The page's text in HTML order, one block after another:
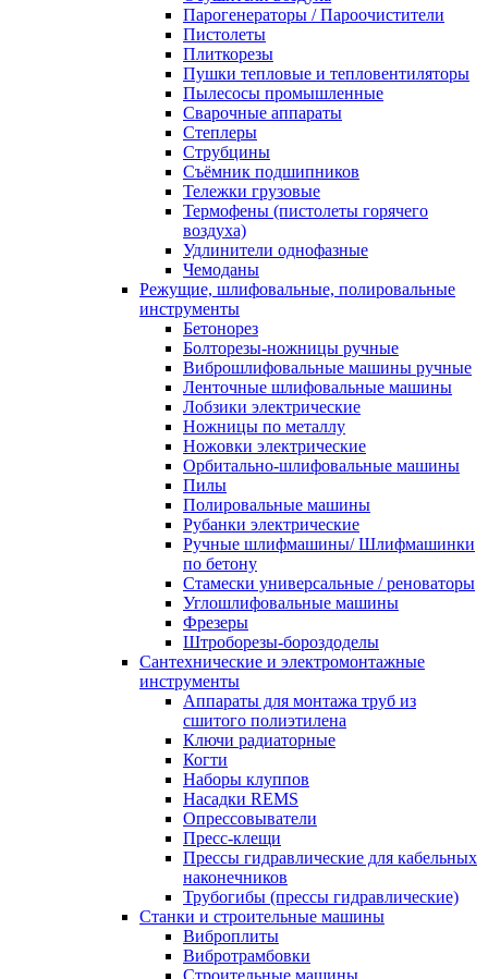
Парогенераторы / Пароочистители
Пистолеты
Плиткорезы
Пушки тепловые и тепловентиляторы
Пылесосы промышленные
Сварочные аппараты
Степлеры
Струбцины
Съёмник подшипников
Тележки грузовые
Термофены (пистолеты горячего
воздуха)
Удлинители однофазные
Чемоданы
Режущие, шлифовальные, полировальные
инструменты
Бетонорез
Болторезы-ножницы ручные
Виброшлифовальные машины ручные
Ленточные шлифовальные машины
Лобзики электрические
Ножницы по металлу
Ножовки электрические
Орбитально-шлифовальные машины
Пилы
Полировальные машины
Рубанки электрические
Ручные шлифмашины/ Шлифмашинки
по бетону
Стамески универсальные / реноваторы
Углошлифовальные машины
Фрезеры
Штроборезы-бороздоделы
Сантехнические и электромонтажные
инструменты
Аппараты для монтажа труб из
сшитого полиэтилена
Ключи радиаторные
Когти
Наборы клуппов
Насадки REMS
Опрессовыватели
Пресс-клещи
Прессы гидравлические для кабельных
наконечников
Трубогибы (прессы гидравлические)
Станки и строительные машины
Виброплиты
Вибротрамбовки
Строительные машины